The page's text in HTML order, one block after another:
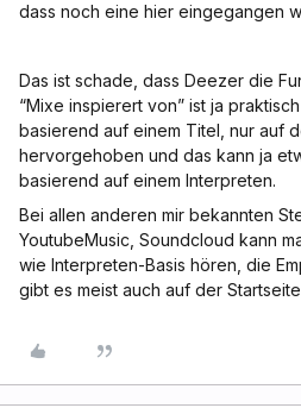
dass noch eine hier eingegangen
Das ist schade, dass Deezer die
“Mixe inspierert von” ist ja
basierend auf einem Titel, nur auf
hervorgehoben und das kann ja
basierend auf einem Interpreten.
Bei allen anderen mir bekannten
YoutubeMusic, Soundcloud kann
wie Interpreten-Basis hören, die
gibt es meist auch auf der